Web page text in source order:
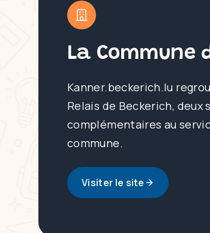
La Commune
Kanner.beckerich.lu
Relais de Beckerich, deux
complémentaires au
commune.
Visiter le site